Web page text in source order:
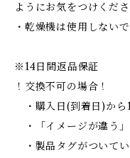
ようにお気をつけくださ
・乾燥機は使用しないで
※14日間返品保証
！交換不可の場合！
・購入日(到着日)から
・「イメージが違う
・製品タグがついて